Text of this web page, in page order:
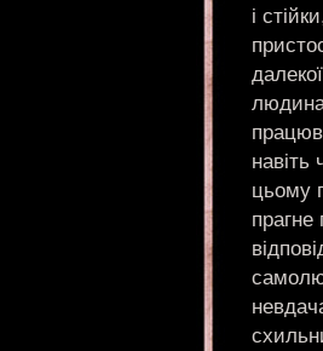
і
навіть
цьому
прагне